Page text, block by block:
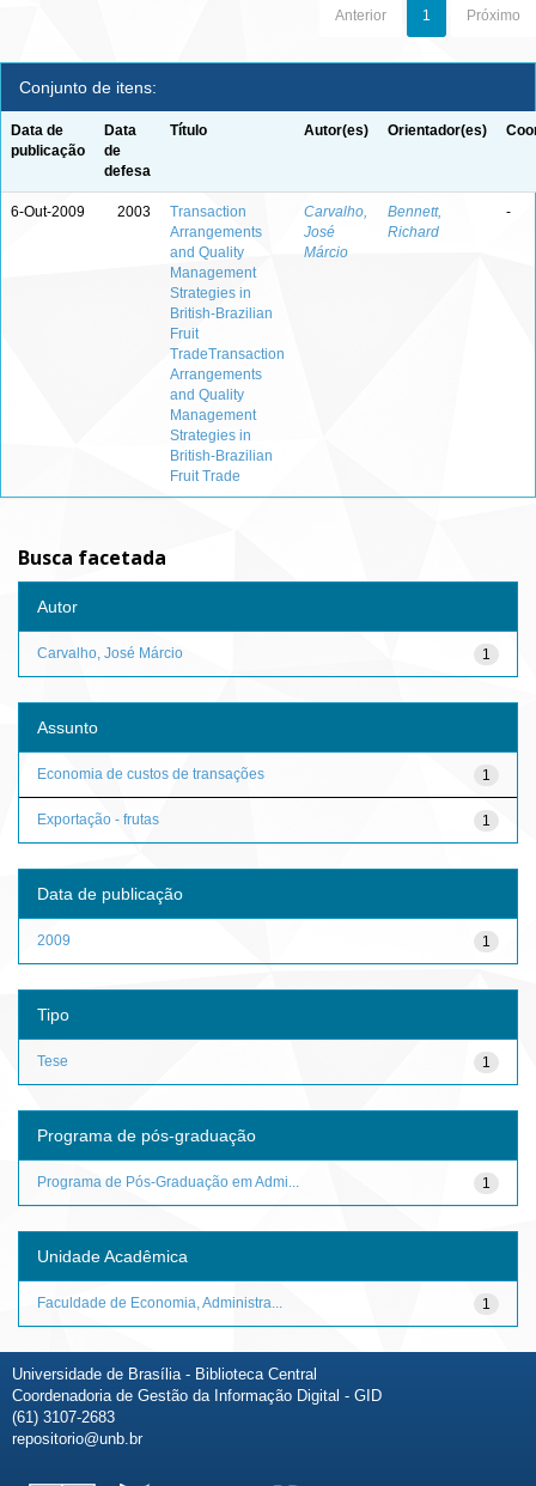
Anterior 1 Próximo
Conjunto de itens:
Data de
publicação
Data
de
defesa
Título Autor(es) Orientador(es)
6-Out-2009 2003
Transaction
Arrangements
and Quality
Management
Strategies in
British-Brazilian
Fruit
TradeTransaction
Arrangements
and Quality
Management
Strategies in
British-Brazilian
Fruit Trade
Carvalho,
José
Márcio
Bennett,
Richard
-
Busca facetada
Autor
1
Carvalho, José Márcio
Assunto
1
Economia de custos de transações
1
Exportação - frutas
Data de publicação
1
2009
Tipo
1
Tese
Programa de pós-graduação
1
Programa de Pós-Graduação em Admi...
Unidade Acadêmica
1
Faculdade de Economia, Administra...
Universidade de Brasília - Biblioteca Central
Coordenadoria de Gestão da Informação Digital - GID
(61) 3107-2683
repositorio@unb.br